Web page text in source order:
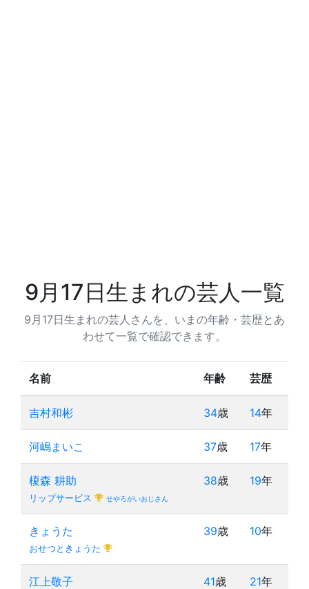
9月17日生まれの芸人一覧
9月17日生まれの芸人さんを、いまの年齢・芸歴とあ
わせて一覧で確認できます。
名前 年齢 芸歴
吉村和彬 34歳 14年
河嶋まいこ 37歳 17年
榎森 耕助
リップサービス せやろがいおじさん
38歳 19年
きょうた
おせつときょうた
39歳 10年
江上敬子 41歳 21年